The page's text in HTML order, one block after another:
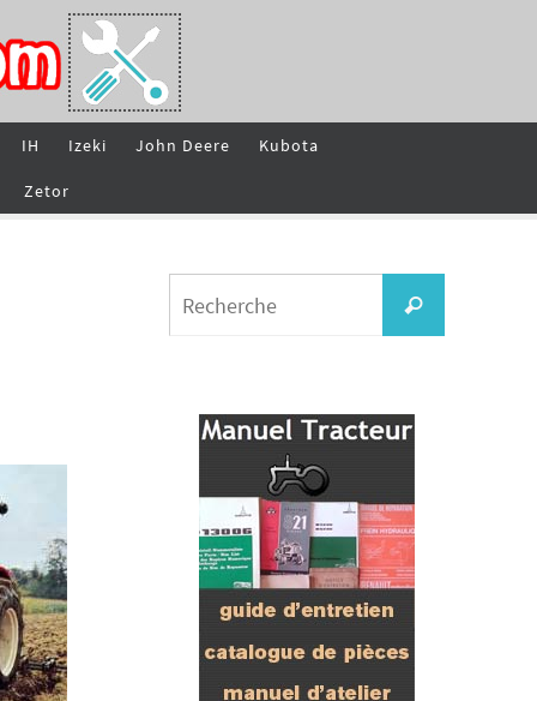
IH Izeki John Deere Kubota
Zetor
Recherche